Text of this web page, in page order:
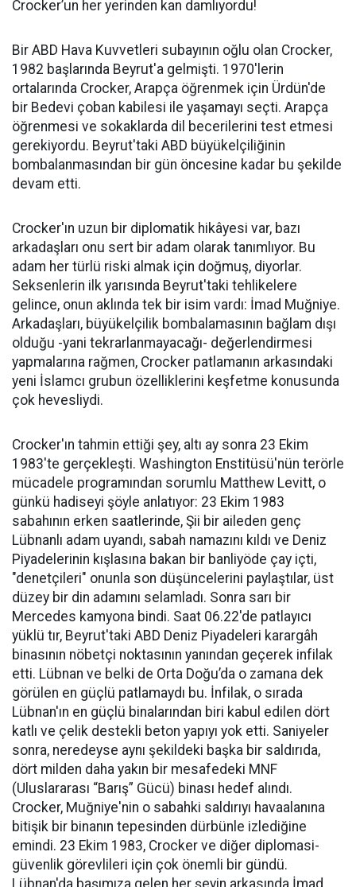
Crocker’un her yerinden kan damlıyordu!
Bir ABD Hava Kuvvetleri subayının oğlu olan Crocker,
1982 başlarında Beyrut'a gelmişti. 1970'lerin
ortalarında Crocker, Arapça öğrenmek için Ürdün'de
bir Bedevi çoban kabilesi ile yaşamayı seçti. Arapça
öğrenmesi ve sokaklarda dil becerilerini test etmesi
gerekiyordu. Beyrut'taki ABD büyükelçiliğinin
bombalanmasından bir gün öncesine kadar bu şekilde
devam etti.
Crocker'ın uzun bir diplomatik hikâyesi var, bazı
arkadaşları onu sert bir adam olarak tanımlıyor. Bu
adam her türlü riski almak için doğmuş, diyorlar.
Seksenlerin ilk yarısında Beyrut'taki tehlikelere
gelince, onun aklında tek bir isim vardı: İmad Muğniye.
Arkadaşları, büyükelçilik bombalamasının bağlam dışı
olduğu -yani tekrarlanmayacağı- değerlendirmesi
yapmalarına rağmen, Crocker patlamanın arkasındaki
yeni İslamcı grubun özelliklerini keşfetme konusunda
çok hevesliydi.
Crocker'ın tahmin ettiği şey, altı ay sonra 23 Ekim
1983'te gerçekleşti. Washington Enstitüsü'nün terörle
mücadele programından sorumlu Matthew Levitt, o
günkü hadiseyi şöyle anlatıyor: 23 Ekim 1983
sabahının erken saatlerinde, Şii bir aileden genç
Lübnanlı adam uyandı, sabah namazını kıldı ve Deniz
Piyadelerinin kışlasına bakan bir banliyöde çay içti,
"denetçileri" onunla son düşüncelerini paylaştılar, üst
düzey bir din adamını selamladı. Sonra sarı bir
Mercedes kamyona bindi. Saat 06.22'de patlayıcı
yüklü tır, Beyrut'taki ABD Deniz Piyadeleri karargâh
binasının nöbetçi noktasının yanından geçerek infilak
etti. Lübnan ve belki de Orta Doğu’da o zamana dek
görülen en güçlü patlamaydı bu. İnfilak, o sırada
Lübnan'ın en güçlü binalarından biri kabul edilen dört
katlı ve çelik destekli beton yapıyı yok etti. Saniyeler
sonra, neredeyse aynı şekildeki başka bir saldırıda,
dört milden daha yakın bir mesafedeki MNF
(Uluslararası “Barış” Gücü) binası hedef alındı.
Crocker, Muğniye'nin o sabahki saldırıyı havaalanına
bitişik bir binanın tepesinden dürbünle izlediğine
emindi. 23 Ekim 1983, Crocker ve diğer diplomasi-
güvenlik görevlileri için çok önemli bir gündü.
Lübnan'da başımıza gelen her şeyin arkasında İmad